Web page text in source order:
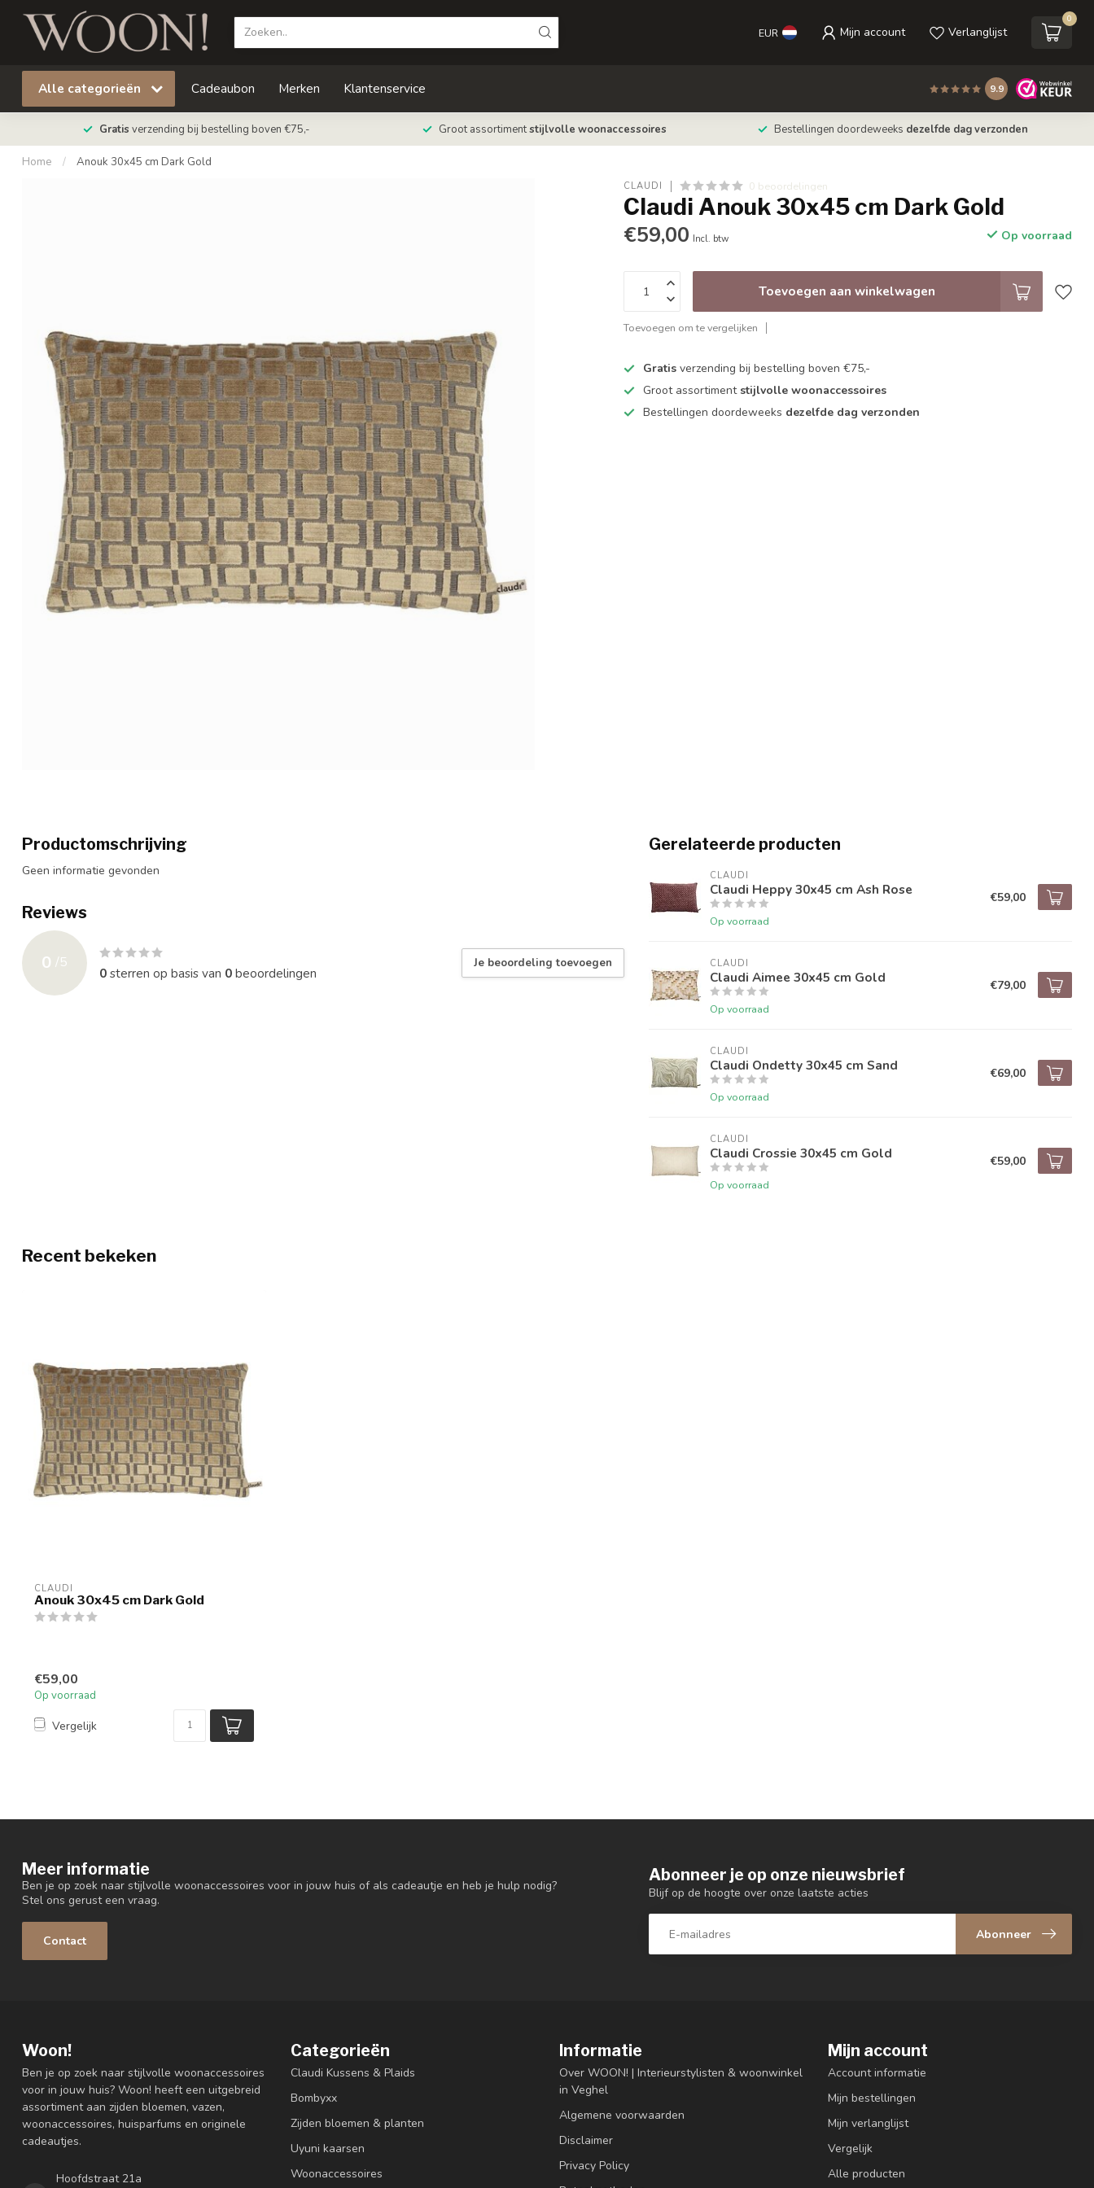
EUR Mijn account Verlanglijst
0
Alle categorieën Cadeaubon Merken Klantenservice 9.9
Gratis verzending bij bestelling boven €75,- Groot assortimentstijlvolle woonaccessoires Bestellingen doordeweeks dezelfde dag verzonden
Home / Anouk 30x45 cm Dark Gold
CLAUDI 0 beoordelingen
Claudi Anouk 30x45 cm Dark Gold
€59,00 Incl. btw Op voorraad
Toevoegen aan winkelwagen
Toevoegen om te vergelijken
Gratis verzending bij bestelling boven €75,-
Groot assortiment stijlvolle woonaccessoires
Bestellingen doordeweeks dezelfde dag verzonden
Productomschrijving
Geen informatie gevonden
Reviews
0 /5
0sterren op basis van 0beoordelingen
Je beoordeling toevoegen
Gerelateerde producten
CLAUDI
Claudi Heppy 30x45 cm Ash Rose
Op voorraad
€59,00
CLAUDI
Claudi Aimee 30x45 cm Gold
Op voorraad
€79,00
CLAUDI
Claudi Ondetty 30x45 cm Sand
Op voorraad
€69,00
CLAUDI
Claudi Crossie 30x45 cm Gold
Op voorraad
€59,00
Recent bekeken
CLAUDI
Anouk 30x45 cm Dark Gold
€59,00
Op voorraad
Vergelijk
Meer informatie
Ben je op zoek naar stijlvolle woonaccessoires voor in jouw huis of als cadeautje en heb je hulp nodig?
Stel ons gerust een vraag.
Contact
Abonneer je op onze nieuwsbrief
Blijf op de hoogte over onze laatste acties
Abonneer
Woon!
Ben je op zoek naar stijlvolle woonaccessoires
voor in jouw huis? Woon! heeft een uitgebreid
assortiment aan zijden bloemen, vazen,
woonaccessoires, huisparfums en originele
cadeautjes.
Hoofdstraat 21a
Categorieën
Claudi Kussens & Plaids
Bombyxx
Zijden bloemen & planten
Uyuni kaarsen
Woonaccessoires
Informatie
Over WOON! | Interieurstylisten & woonwinkel
in Veghel
Algemene voorwaarden
Disclaimer
Privacy Policy
Mijn account
Account informatie
Mijn bestellingen
Mijn verlanglijst
Vergelijk
Alle producten